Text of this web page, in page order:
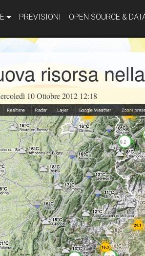
PREVISIONI OPEN SOURCE &
risorsa
10 Ottobre 2012 12:18